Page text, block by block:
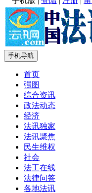
手机导航
首页
强图
综合资讯
政法动态
经济
法讯独家
法讯聚焦
民生维权
社会
法工在线
法律问答
各地法讯